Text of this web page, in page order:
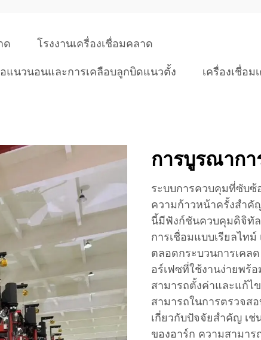
ด โรงงานเครื่องเชื่อมคลาด
แนวนอนและการเคลือบลูกบิดแนวตั้ง เครื่องเชื่อม
การบูรณาก
ระบบการควบคุมที่ซับซ้
ความก้าวหน้าครั้งสำคั
นี้มีฟังก์ชันควบคุมดิจิทัล
การเชื่อมแบบเรียลไท
ตลอดกระบวนการเคล
อร์เฟซที่ใช้งานง่ายพร้
สามารถตั้งค่าและแก้ไ
สามารถในการตรวจส
เกี่ยวกับปัจจัยสำคัญ เ
ของอาร์ก ความสามาร